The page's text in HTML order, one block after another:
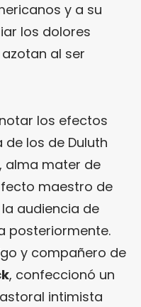
y a su
los dolores
al ser
los efectos
los de Duluth
, alma mater de
maestro de
audiencia de
posteriormente.
y compañero de
, confeccionó un
intimista